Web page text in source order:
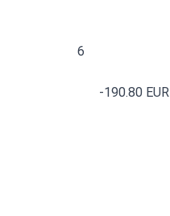
6
-190.80 EUR